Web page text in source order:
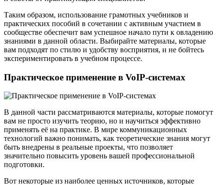
Таким образом, использование грамотных учебников и
практических пособий в сочетании с активным участием в
сообществе обеспечит вам успешное начало пути к овладению
знаниями в данной области. Выбирайте материалы, которые
вам подходят по стилю и удобству восприятия, и не бойтесь
экспериментировать в учебном процессе.
Практическое применение в VoIP-системах
В данной части рассматриваются материалы, которые помогут
вам не просто изучить теорию, но и научиться эффективно
применять её на практике. В мире коммуникационных
технологий важно понимать, как теоретические знания могут
быть внедрены в реальные проекты, что позволяет
значительно повысить уровень вашей профессиональной
подготовки.
Вот некоторые из наиболее ценных источников, которые